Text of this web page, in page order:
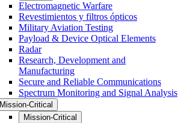
Electromagnetic Warfare
Revestimientos y filtros ópticos
Military Aviation Testing
Payload & Device Optical Elements
Radar
Research, Development and
Manufacturing
Secure and Reliable Communications
Spectrum Monitoring and Signal Analysis
Mission-Critical
Mission-Critical